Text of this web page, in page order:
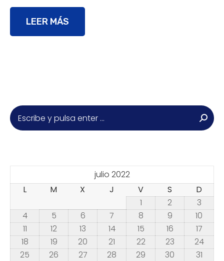
LEER MÁS
Buscar:
julio 2022
L
M X J V S
D
1
2
3
4
5 6 7 8 9
10
11
12 13 14 15 16
17
18
19 20 21 22 23
24
25
26 27 28 29 30
31